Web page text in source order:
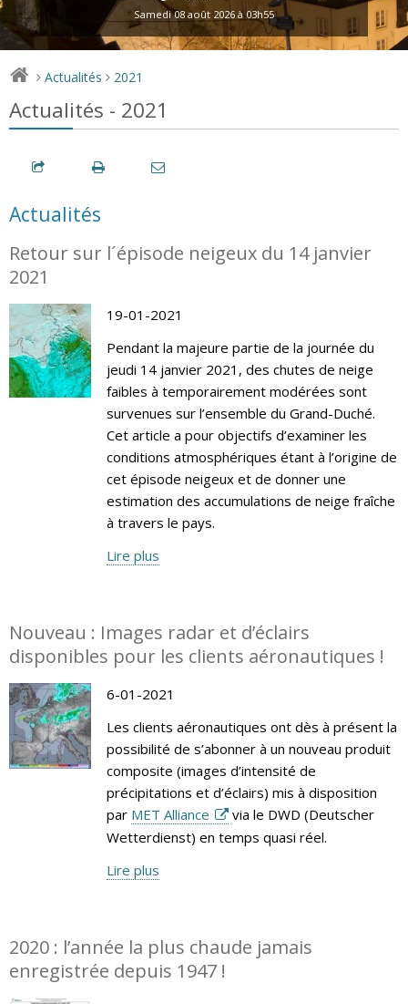
Samedi 08 août 2026 à 03h55
> Actualités > 2021
Actualités - 2021
Actualités
Retour sur l´épisode neigeux du 14 janvier
2021
19-01-2021
Pendant la majeure partie de la journée du
jeudi 14 janvier 2021, des chutes de neige
faibles à temporairement modérées sont
survenues sur l’ensemble du Grand-Duché.
Cet article a pour objectifs d’examiner les
conditions atmosphériques étant à l’origine de
cet épisode neigeux et de donner une
estimation des accumulations de neige fraîche
à travers le pays.
Lire plus
Nouveau : Images radar et d’éclairs
disponibles pour les clients aéronautiques !
6-01-2021
Les clients aéronautiques ont dès à présent la
possibilité de s’abonner à un nouveau produit
composite (images d’intensité de
précipitations et d’éclairs) mis à disposition
par MET Alliance
via le DWD (Deutscher
Wetterdienst) en temps quasi réel.
Lire plus
2020 : l’année la plus chaude jamais
enregistrée depuis 1947 !